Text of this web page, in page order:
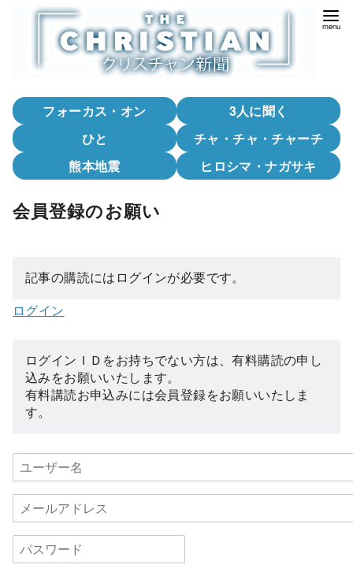
フォーカス・オン
3人に聞く
ひと
チャ・チャ・チャーチ
熊本地震
ヒロシマ・ナガサキ
会員登録のお願い
記事の購読にはログインが必要です。
ログイン
ログインＩＤをお持ちでない方は、有料購読の申し
込みをお願いいたします。
有料講読お申込みには会員登録をお願いいたしま
す。